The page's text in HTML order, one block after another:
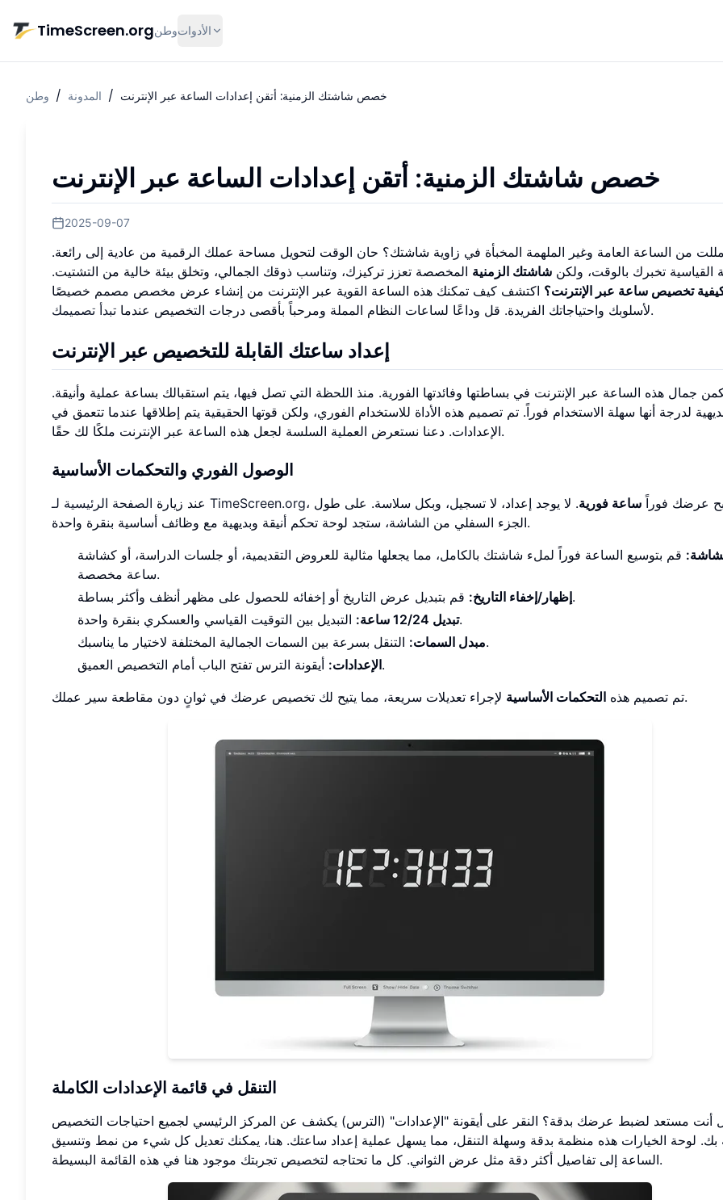
TimeScreen.orgوطنالأدوات
وطن / المدونة / خصص شاشتك الزمنية: أتقن إعدادات الساعة عبر الإنترنت
خصص شاشتك الزمنية: أتقن إعدادات الساعة عبر الإنترنت
2025-09-07
من الساعة العامة وغير الملهمة المخبأة في زاوية شاشتك؟ حان الوقت لتحويل مساحة عملك الرقمية من عادية إلى رائعة.
القياسية تخبرك بالوقت، ولكن شاشتك الزمنية المخصصة تعزز تركيزك، وتناسب ذوقك الجمالي، وتخلق بيئة خالية من التشتيت.
تخصيص ساعة عبر الإنترنت؟ اكتشف كيف تمكنك هذه الساعة القوية عبر الإنترنت من إنشاء عرض مخصص مصمم خصيصًا
لأسلوبك واحتياجاتك الفريدة. قل وداعًا لساعات النظام المملة ومرحباً بأقصى درجات التخصيص عندما تبدأ تصميمك .
إعداد ساعتك القابلة للتخصيص عبر الإنترنت
جمال هذه الساعة عبر الإنترنت في بساطتها وفائدتها الفورية. منذ اللحظة التي تصل فيها، يتم استقبالك بساعة عملية وأنيقة.
لدرجة أنها سهلة الاستخدام فوراً. تم تصميم هذه الأداة للاستخدام الفوري، ولكن قوتها الحقيقية يتم إطلاقها عندما تتعمق في
الإعدادات. دعنا نستعرض العملية السلسة لجعل هذه الساعة عبر الإنترنت ملكًا لك حقًا.
الوصول الفوري والتحكمات الأساسية
عند زيارة الصفحة الرئيسية لـ TimeScreen.org عرضك فوراً ساعة فورية. لا يوجد إعداد، لا تسجيل، وبكل سلاسة. على طول
الجزء السفلي من الشاشة، ستجد لوحة تحكم أنيقة وبديهية مع وظائف أساسية بنقرة واحدة.
قم بتوسيع الساعة فوراً لملء شاشتك بالكامل، مما يجعلها مثالية للعروض التقديمية، أو جلسات الدراسة، أو كشاشة
ساعة مخصصة.
إظهار/إخفاء التاريخ:قم بتبديل عرض التاريخ أو إخفائه للحصول على مظهر أنظف وأكثر بساطة.
تبديل 12/24 ساعة:التبديل بين التوقيت القياسي والعسكري بنقرة واحدة.
مبدل السمات:التنقل بسرعة بين السمات الجمالية المختلفة لاختيار ما يناسبك.
الإعدادات:أيقونة الترس تفتح الباب أمام التخصيص العميق.
تم تصميم هذه التحكمات الأساسية لإجراء تعديلات سريعة، مما يتيح لك تخصيص عرضك في ثوانٍ دون مقاطعة سير عملك.
التنقل في قائمة الإعدادات الكاملة
أنت مستعد لضبط عرضك بدقة؟ النقر على أيقونة "الإعدادات" (الترس) يكشف عن المركز الرئيسي لجميع احتياجات التخصيص
بك. لوحة الخيارات هذه منظمة بدقة وسهلة التنقل، مما يسهل عملية إعداد ساعتك. هنا، يمكنك تعديل كل شيء من نمط وتنسيق
الساعة إلى تفاصيل أكثر دقة مثل عرض الثواني. كل ما تحتاجه لتخصيص تجربتك موجود هنا في هذه القائمة البسيطة.